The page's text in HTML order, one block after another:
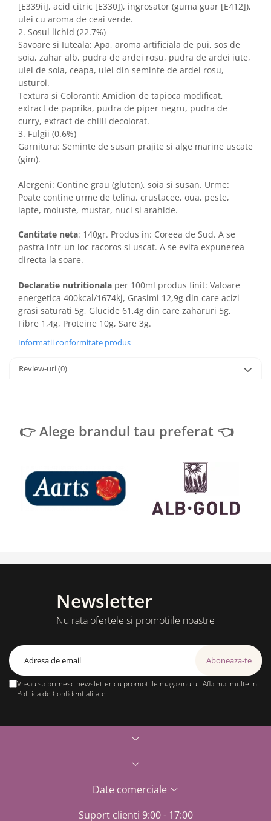
[E339ii], acid citric [E330]), ingrosator (guma guar [E412]),
ulei cu aroma de ceai verde.
2. Sosul lichid (22.7%)
Savoare si Iuteala: Apa, aroma artificiala de pui, sos de
soia, zahar alb, pudra de ardei rosu, pudra de ardei iute,
ulei de soia, ceapa, ulei din seminte de ardei rosu,
usturoi.
Textura si Coloranti: Amidion de tapioca modificat,
extract de paprika, pudra de piper negru, pudra de
curry, extract de chilli decolorat.
3. Fulgii (0.6%)
Garnitura: Seminte de susan prajite si alge marine uscate
(gim).
Alergeni: Contine grau (gluten), soia si susan. Urme:
Poate contine urme de telina, crustacee, oua, peste,
lapte, moluste, mustar, nuci si arahide.
Cantitate neta: 140gr. Produs in: Coreea de Sud. A se
pastra intr-un loc racoros si uscat. A se evita expunerea
directa la soare.
Declaratie nutritionala per 100ml produs finit: Valoare
energetica 400kcal/1674kj, Grasimi 12,9g din care acizi
grasi saturati 5g, Glucide 61,4g din care zaharuri 5g,
Fibre 1,4g, Proteine 10g, Sare 3g.
Informatii conformitate produs
Review-uri(0)
👉 Alege brandul tau preferat 👈
Newsletter
Nu rata ofertele si promotiile noastre
Vreau sa primesc newsletter cu promotiile magazinului. Afla mai multe in
Politica de Confidentialitate
Date comerciale
Suport clienti 9:00 - 17:00